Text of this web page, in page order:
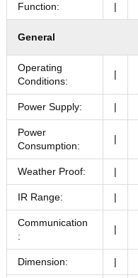
Function: |
General
Operating
Conditions:
|
Power Supply: |
Power
Consumption:
|
Weather Proof: |
IR Range: |
Communication
:
|
Dimension: |